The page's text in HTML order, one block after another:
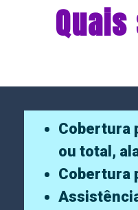
Cobertura
ou total,
Cobertura